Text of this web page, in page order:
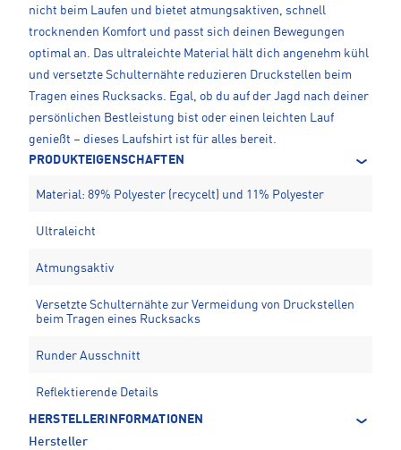
nicht beim Laufen und bietet atmungsaktiven, schnell
trocknenden Komfort und passt sich deinen Bewegungen
optimal an. Das ultraleichte Material hält dich angenehm kühl
und versetzte Schulternähte reduzieren Druckstellen beim
Tragen eines Rucksacks. Egal, ob du auf der Jagd nach deiner
persönlichen Bestleistung bist oder einen leichten Lauf
genießt – dieses Laufshirt ist für alles bereit.
PRODUKTEIGENSCHAFTEN
Material: 89% Polyester (recycelt) und 11% Polyester
Ultraleicht
Atmungsaktiv
Versetzte Schulternähte zur Vermeidung von Druckstellen
beim Tragen eines Rucksacks
Runder Ausschnitt
Reflektierende Details
HERSTELLERINFORMATIONEN
Hersteller